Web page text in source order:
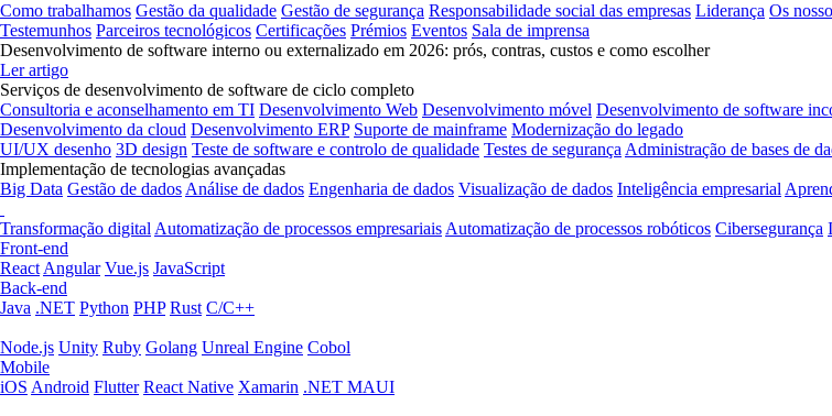
Como trabalhamos Gestão da qualidade Gestão de segurança Responsabilidade social das empresas Liderança Os
Testemunhos Parceiros tecnológicos Certificações Prémios Eventos Sala de imprensa
Desenvolvimento de software interno ou externalizado em 2026: prós, contras, custos e como escolher
Ler artigo
Serviços de desenvolvimento de software de ciclo completo
Consultoria e aconselhamento em TI Desenvolvimento Web Desenvolvimento móvel Desenvolvimento de software
Desenvolvimento da cloud Desenvolvimento ERP Suporte de mainframe Modernização do legado
UI/UX desenho 3D design Teste de software e controlo de qualidade Testes de segurança Administração de bases de
Implementação de tecnologias avançadas
Big Data Gestão de dados Análise de dados Engenharia de dados Visualização de dados Inteligência empresarial
Transformação digital Automatização de processos empresariais Automatização de processos robóticos Cibersegurança
Front-end
React Angular Vue.js JavaScript
Back-end
Java .NET Python PHP Rust C/C++
Node.js Unity Ruby Golang Unreal Engine Cobol
Mobile
iOS Android Flutter React Native Xamarin .NET MAUI